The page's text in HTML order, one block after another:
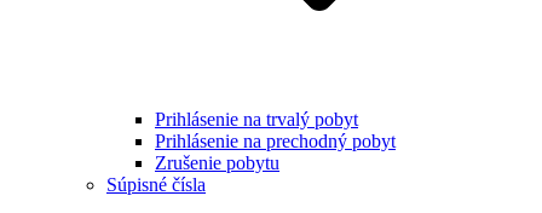
Prihlásenie na trvalý pobyt
Prihlásenie na prechodný pobyt
Zrušenie pobytu
Súpisné čísla